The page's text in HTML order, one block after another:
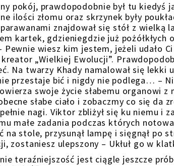
pokój, prawdopodobnie był tu kiedyś
ilości złomu oraz skrzynek były
znajdował się stół z wielką
kartek, gdzieniegdzie już
Pewnie wiesz kim jestem, jeżeli udało
„Wielkiej Ewolucji”.
Na twarzy Khady namalował się lekki
przestaje bić i nigdy nie podlega… –
swoje życie słabemu organowi
słabe ciało i zobaczmy co się da
nagi. Viktor zbliżył się ku niemu i
małe zadania podczas których
na stole, przysunął lampę i sięgnął
zostaniesz ulepszony – Ukłuł go w
teraźniejszość jest ciągle jeszcze